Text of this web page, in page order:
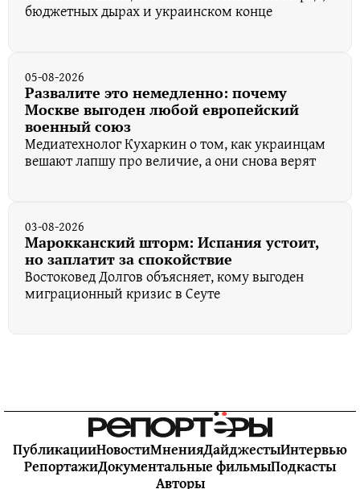
бюджетных дырах и украинском конце
05-08-2026
Развалите это немедленно: почему
Москве выгоден любой европейский
военный союз
Медиатехнолог Кухаркин о том, как украинцам
вешают лапшу про величие, а они снова верят
03-08-2026
Марокканский шторм: Испания устоит,
но заплатит за спокойствие
Востоковед Долгов объясняет, кому выгоден
миграционный кризис в Сеуте
ПубликацииНовостиМненияДайджестыИнтервью
РепортажиДокументальные фильмыПодкасты
Авторы